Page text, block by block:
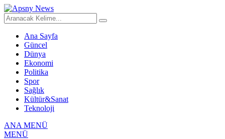
Ana Sayfa
Güncel
Dünya
Ekonomi
Politika
Spor
Sağlık
Kültür&Sanat
Teknoloji
ANA MENÜ
MENÜ